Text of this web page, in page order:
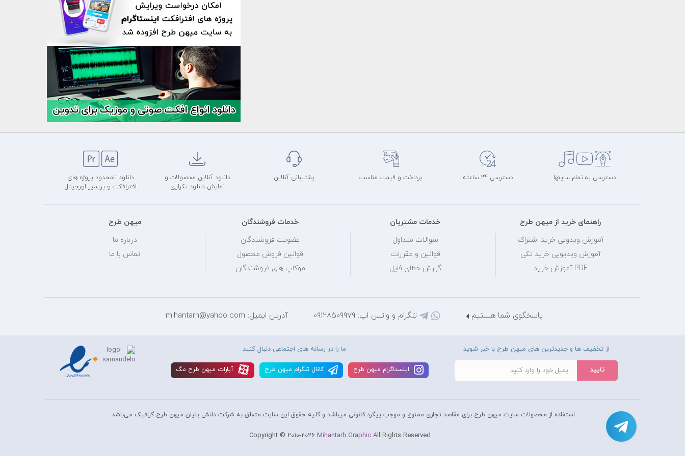
دسترسی به تمام سایتها دسترسی 24 ساعته پرداخت و قیمت مناسب پشتیبانی آنلاین
دانلود آنلاین محصولات و
نمایش دانلود تکراری
دانلود نامحدود پروژه های
افترافکت و پریمیر اورجینال
راهنمای خرید از میهن طرح
آموزش ویدویی خرید اشتراک
آموزش ویدیویی خرید تکی
PDF آموزش خرید
خدمات مشتریان
سوالات متداول
قوانین و مقررات
گزارش خطای فایل
خدمات فروشندگان
عضویت فروشندگان
قوانین فروش محصول
موکاپ های فروشندگان
میهن طرح
درباره ما
تماس با ما
پاسخگوی شما هستیم تلگرام و واتس اپ: 09128509979 آدرس ایمیل: mihantarh@yahoo.com
از تخفیف ها و جدیدترین های میهن طرح با خبر شوید ما را در رسانه های اجتماعی دنبال کنید
اينستاگرام ميهن طرح کانال تلگرام ميهن طرح آپارات ميهن طرح مگ
استفاده از محصولات سايت میهن طرح برای مقاصد تجاری ممنوع و موجب پیگرد قانونی میباشد و کليه حقوق اين سايت متعلق به شرکت دانش بنیان میهن طرح گرافیک می‌باشد.
Copyright © 2010-2026 Mihantarh Graphic All Rights Reserved